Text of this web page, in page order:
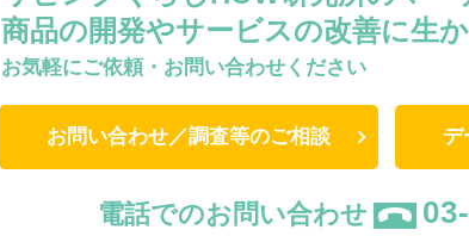
商品の開発やサービスの改善に生
お気軽にご依頼・お問い合わせください
お問い合わせ／調査等のご相談 デ
電話でのお問い合わせ